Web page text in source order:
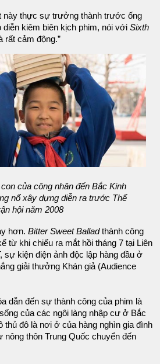
này thực sự trưởng thành trước ống
diễn kiêm biên kịch phim, nói với Sixth
rất cảm động.”
của công nhân đến Bắc Kinh
nổ xây dựng diễn ra trước Thế
hội năm 2008
hơn. Bitter Sweet Balladthành công
từ khi chiếu ra mắt hồi tháng 7 tại Liên
sự kiện điện ảnh độc lập hàng đầu ở
giải thưởng Khán giả (Audience
dẫn đến sự thành công của phim là
của các ngôi làng nhập cư ở Bắc
thủ đô là nơi ở của hàng nghìn gia đình
nông thôn Trung Quốc chuyển đến